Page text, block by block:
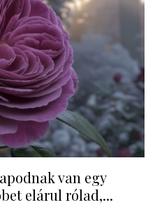
van egy
elárul rólad,...